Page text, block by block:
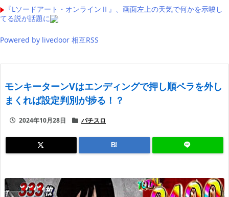
『Lソードアート・オンラインⅡ』、画面左上の天気で何かを示唆し
てる説が話題に
Powered by livedoor 相互RSS
モンキーターンVはエンディングで押し順ペラを外し
まくれば設定判別が捗る！？
2024年10月28日 パチスロ
B!